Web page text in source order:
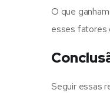
O que
esses fatores
Seguir essas